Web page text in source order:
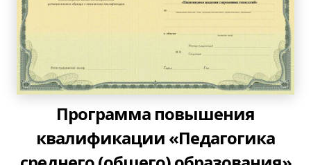
Программа повышения
квалификации «Педагогика